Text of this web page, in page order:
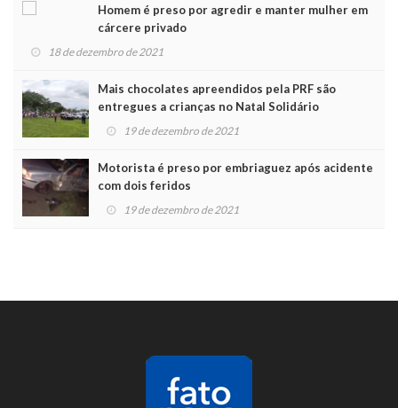
Homem é preso por agredir e manter mulher em
cárcere privado
18 de dezembro de 2021
Mais chocolates apreendidos pela PRF são
entregues a crianças no Natal Solidário
19 de dezembro de 2021
Motorista é preso por embriaguez após acidente
com dois feridos
19 de dezembro de 2021